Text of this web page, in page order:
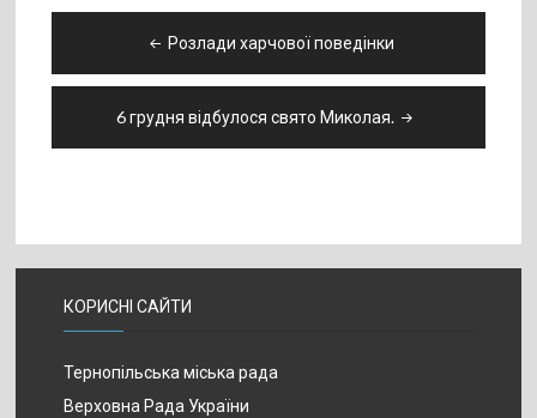
Розлади харчової поведінки
6 грудня відбулося свято Миколая.
КОРИСНІ САЙТИ
Тернопільська міська рада
Верховна Рада України